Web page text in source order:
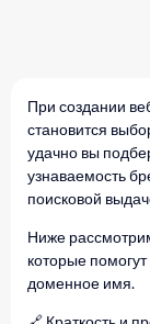
При создании
становится
удачно вы
узнаваемость
поисковой
Ниже
которые
доменное имя.